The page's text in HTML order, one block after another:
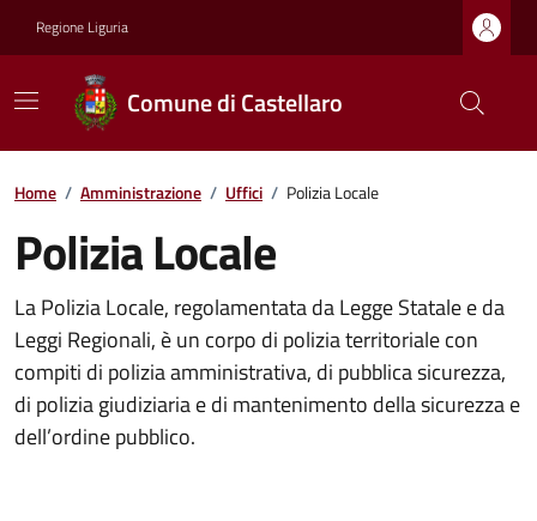
Regione Liguria
Comune di Castellaro
Home / Amministrazione / Uffici / Polizia Locale
Polizia Locale
La Polizia Locale, regolamentata da Legge Statale e da
Leggi Regionali, è un corpo di polizia territoriale con
compiti di polizia amministrativa, di pubblica sicurezza,
di polizia giudiziaria e di mantenimento della sicurezza e
dell’ordine pubblico.